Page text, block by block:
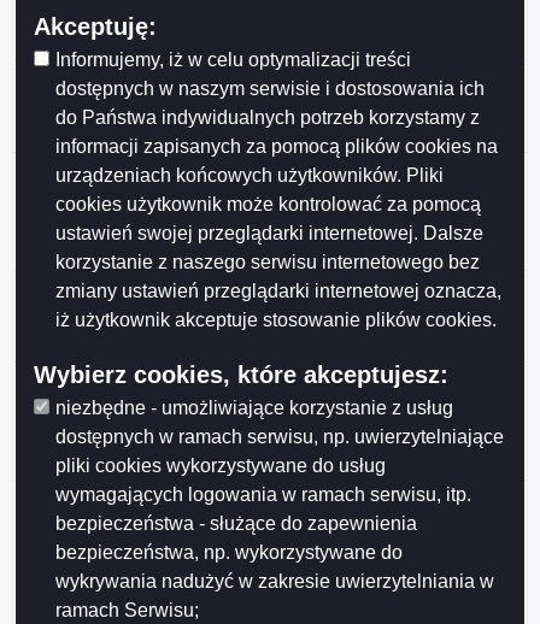
Akceptuję:
Informujemy, iż w celu optymalizacji treści
dostępnych w naszym serwisie i dostosowania ich
do Państwa indywidualnych potrzeb korzystamy z
informacji zapisanych za pomocą plików cookies na
urządzeniach końcowych użytkowników. Pliki
cookies użytkownik może kontrolować za pomocą
ustawień swojej przeglądarki internetowej. Dalsze
korzystanie z naszego serwisu internetowego bez
zmiany ustawień przeglądarki internetowej oznacza,
iż użytkownik akceptuje stosowanie plików cookies.
Wybierz cookies, które akceptujesz:
niezbędne - umożliwiające korzystanie z usług
dostępnych w ramach serwisu, np. uwierzytelniające
pliki cookies wykorzystywane do usług
wymagających logowania w ramach serwisu, itp.
bezpieczeństwa - służące do zapewnienia
bezpieczeństwa, np. wykorzystywane do
wykrywania nadużyć w zakresie uwierzytelniania w
ramach Serwisu;
północnej (Rejon I) i części południowej (Rejon III)
miasta Suwałk - (2 części)
Zamówienie nr DZP/271-7/2019 z dnia 2019-03-07
przetarg nieograniczony pn. Zakup wraz z dostawą
Zamówienie nr DZP/271-5/2019 z dnia 2019-02-28 -
przetarg nieograniczony pn. „Dostawa wraz z
montażem, serwis i konserwacja 16 sztuk fabrycznie
nowych parkometrów”
Zamówienie nr DZP/271-2/2019 z dnia 2019-02-26 -
DZP/271-2/2019 przetarg nieograniczony pn. Zakup
Zamówienie nr DZP/271-3/2019 z dnia 2019-02-04 -
przetarg nieograniczony pn. „Zorganizowanie i
administrowanie strefą płatnego parkowania na terenie
miasta Suwałk”
Zamówienie nr DZP/271-1/2019 z dnia 2019-01-31 -
przetarg nieograniczony pn. „Oznakowanie poziome
ulic w granicach administracyjnych miasta Suwałk:
cienkowarstwowe odblaskowe oraz w kolorze
niebieskim i grubowarstwowe chemoutwardzalne struk